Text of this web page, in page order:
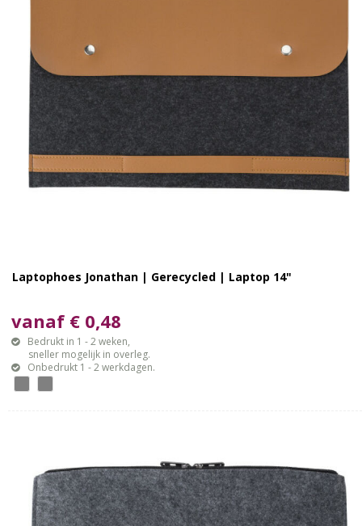
Laptophoes Jonathan | Gerecycled | Laptop 14"
vanaf € 0,48
Bedrukt in 1 - 2 weken,
sneller mogelijk in overleg.
Onbedrukt 1 - 2 werkdagen.